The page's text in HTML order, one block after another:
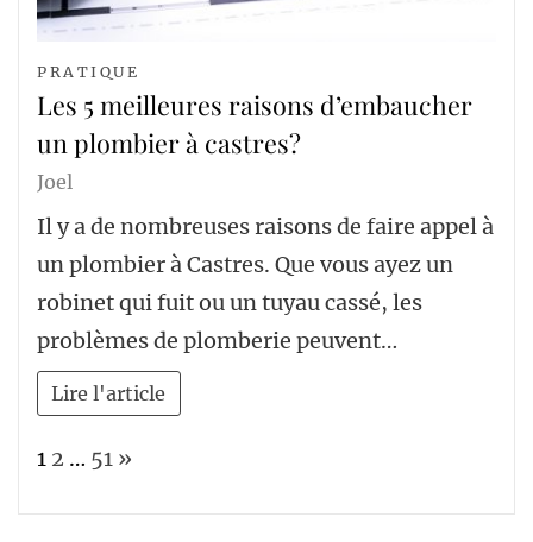
PRATIQUE
Les 5 meilleures raisons d’embaucher
un plombier à castres?
Joel
Il y a de nombreuses raisons de faire appel à
un plombier à Castres. Que vous ayez un
robinet qui fuit ou un tuyau cassé, les
problèmes de plomberie peuvent…
Lire l'article
Page:
1 2 … 51 Next
»